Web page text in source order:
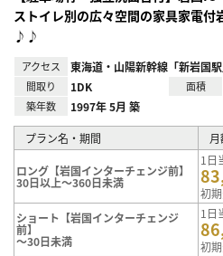
ストイレ別の広々空間の家具家電付
♪♪
アクセス 東海道・山陽新幹線「新岩国駅
間取り 1DK 面積
築年数 1997年 5月 築
プラン名・期間
ロング【岩国インターチェンジ前】
30日以上～360日未満
1日
初
ショート【岩国インターチェンジ
前】
～30日未満
1日
初